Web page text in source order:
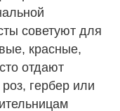
советуют для
красные,
отдают
гербер или